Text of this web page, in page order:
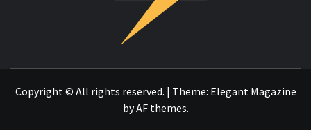
Copyright © All rights reserved. | Theme: Elegant Magazine
byAF themes.